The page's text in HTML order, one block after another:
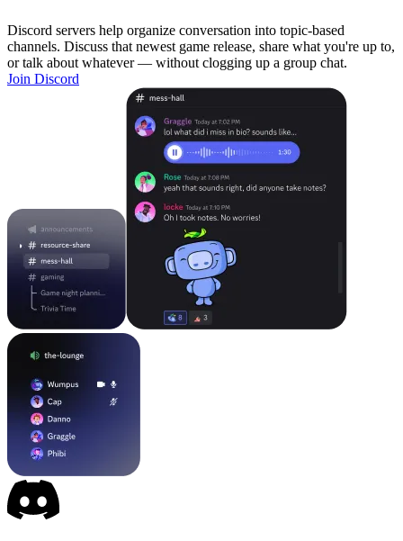
Discord servers help organize conversation into topic-based
channels. Discuss that newest game release, share what you're up to,
or talk about whatever — without clogging up a group chat.
Join Discord